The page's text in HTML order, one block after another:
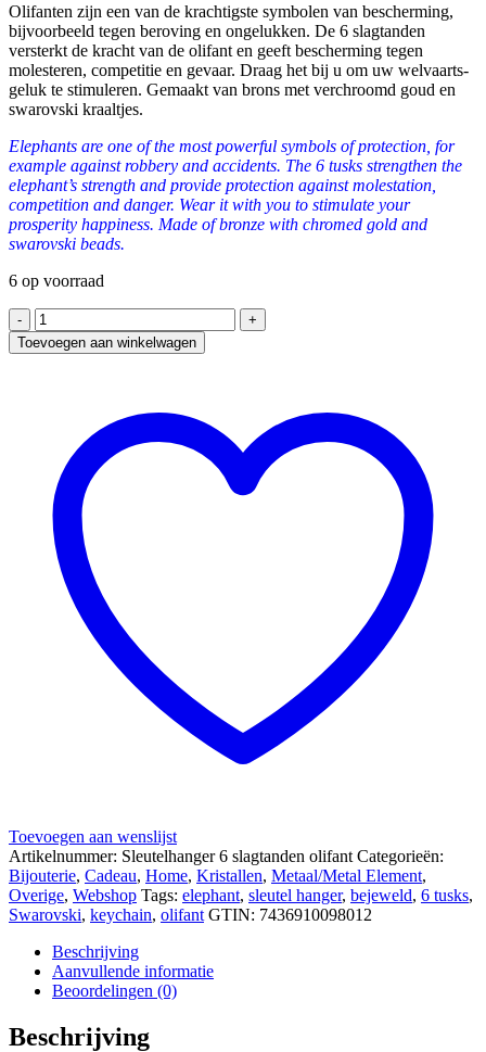
was:
€49.99.
is:
€44.99.
Olifanten zijn een van de krachtigste symbolen van bescherming,
bijvoorbeeld tegen beroving en ongelukken. De 6 slagtanden
versterkt de kracht van de olifant en geeft bescherming tegen
molesteren, competitie en gevaar. Draag het bij u om uw welvaarts-
geluk te stimuleren. Gemaakt van brons met verchroomd goud en
swarovski kraaltjes.
Elephants are one of the most powerful symbols of protection, for
example against robbery and accidents. The 6 tusks strengthen the
elephant’s strength and provide protection against molestation,
competition and danger. Wear it with you to stimulate your
prosperity happiness. Made of bronze with chromed gold and
swarovski beads.
6 op voorraad
Sleutelhanger
6
slagtanden
Toevoegen aan winkelwagen
Toevoegen aan wenslijst
Artikelnummer: Sleutelhanger 6 slagtanden olifant Categorieën:
Bijouterie, Cadeau, Home, Kristallen, Metaal/Metal Element,
Overige, Webshop Tags: elephant, sleutel hanger, bejeweld, 6 tusks,
Swarovski, keychain, olifant GTIN: 7436910098012
Beschrijving
Aanvullende informatie
Beoordelingen (0)
Beschrijving